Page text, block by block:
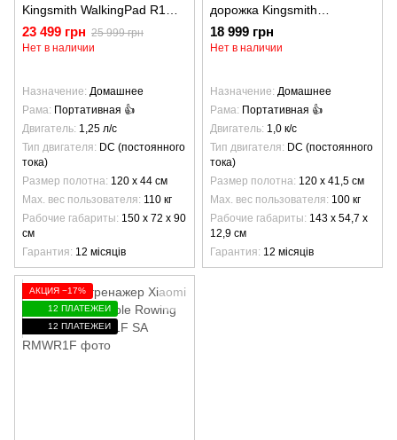
Kingsmith WalkingPad R1
Pro Silver
23 499 грн 25 999 грн
Нет в наличии
Назначение Домашнее
Рама Портативная 👍
Двигатель 1,25 л/с
Тип двигателя
DC (постоянного
тока)
Размер полотна 120 х 44 см
Max. вес пользователя 110 кг
Рабочие габариты 150 х 72 х 90
см
Гарантия 12 місяців
дорожка Kingsmith
WalkingPad A1 Pro
18 999 грн
Нет в наличии
Назначение Домашнее
Рама Портативная 👍
Двигатель 1,0 к/с
Тип двигателя
DC (постоянного
тока)
Размер полотна 120 х 41,5 см
Max. вес пользователя 100 кг
Рабочие габариты 143 х 54,7 х
12,9 см
Гарантия 12 місяців
АКЦИЯ −17%
12 ПЛАТЕЖЕЙ
12 ПЛАТЕЖЕЙ